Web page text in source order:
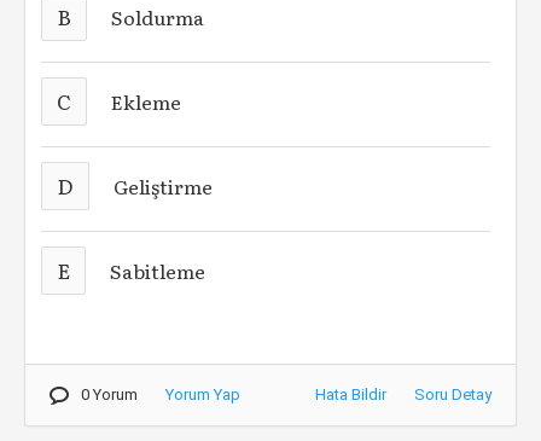
B Soldurma
C Ekleme
D Geliştirme
E Sabitleme
0 Yorum Yorum Yap Hata Bildir Soru Detay